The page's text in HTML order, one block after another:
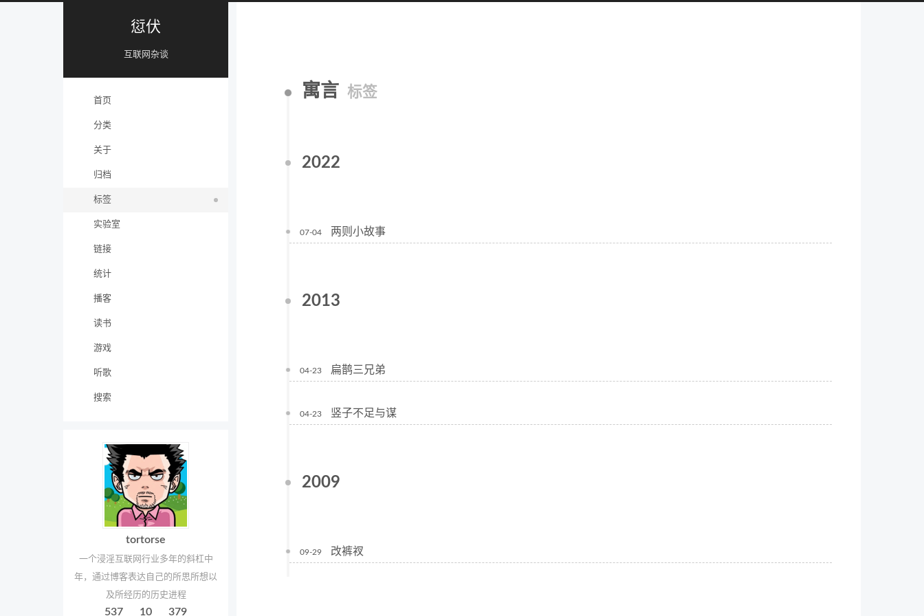
愆伏
互联网杂谈
首页
分类
关于
归档
标签
实验室
链接
统计
播客
读书
游戏
听歌
搜索
tortorse
一个浸淫互联网行业多年的斜杠中
年，通过博客表达自己的所思所想以
及所经历的历史进程
537 10 379
寓言 标签
2022
07-04 两则小故事
2013
04-23 扁鹊三兄弟
04-23 竖子不足与谋
2009
09-29 改裤衩